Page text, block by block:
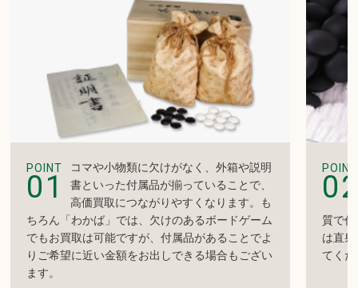
POINT
01
コマや小物類に欠けがなく、外箱や説明
書といった付属品が揃っていることで、
高価買取につながりやすくなります。も
ちろん「わかば」では、欠けのあるボードゲーム
でもお買取は可能ですが、付属品があることでよ
りご希望に近い金額をお出しできる場合もござい
ます。
POINT
質で
は直
てく